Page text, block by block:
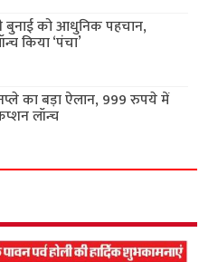
बुनाई को आधुनिक पहचान,
किया ‘पंचा’
का बड़ा ऐलान, 999 रुपये में
लॉन्च